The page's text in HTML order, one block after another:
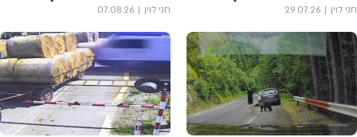
חני לוין 29.07.26 חני לוין 07.08.26